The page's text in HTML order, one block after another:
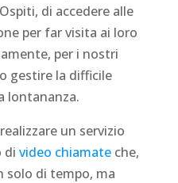
di accedere alle
per far visita ai loro
per i nostri
gestire la difficile
lontananza.
un servizio
di video chiamateche,
solo di tempo, ma